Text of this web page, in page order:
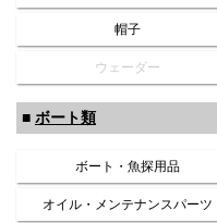
帽子
ウェーダー
■ ボート類
ボート・魚探用品
オイル・メンテナンスパーツ